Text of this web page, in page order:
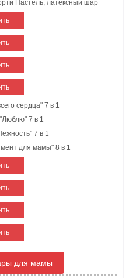
Пастель, латексный шар
сердца" 7 в 1
7 в 1
7 в 1
для мамы" 8 в 1
для мамы